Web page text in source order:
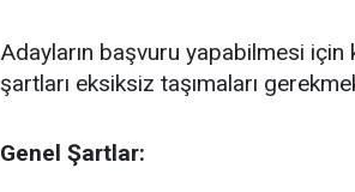
Adayların başvuru yapabilmesi için
şartları eksiksiz taşımaları
Genel Şartlar: